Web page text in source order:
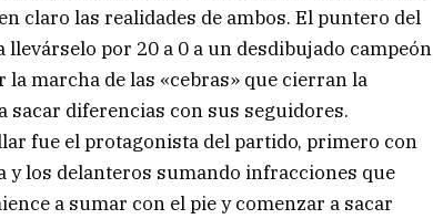
claro las realidades de ambos. El puntero del
por 20 a 0 a un desdibujado campeón
marcha de las «cebras» que cierran la
diferencias con sus seguidores.
fue el protagonista del partido, primero con
y los delanteros sumando infracciones que
a sumar con el pie y comenzar a sacar